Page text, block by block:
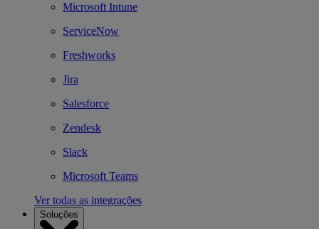
Microsoft Intune
ServiceNow
Freshworks
Jira
Salesforce
Zendesk
Slack
Microsoft Teams
Ver todas as integrações
Soluções